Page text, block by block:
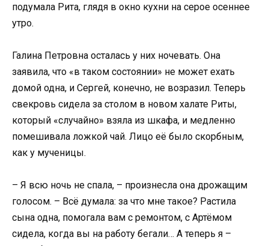
подумала Рита, глядя в окно кухни на серое осеннее
утро.
Галина Петровна осталась у них ночевать. Она
заявила, что «в таком состоянии» не может ехать
домой одна, и Сергей, конечно, не возразил. Теперь
свекровь сидела за столом в новом халате Риты,
который «случайно» взяла из шкафа, и медленно
помешивала ложкой чай. Лицо её было скорбным,
как у мученицы.
– Я всю ночь не спала, – произнесла она дрожащим
голосом. – Всё думала: за что мне такое? Растила
сына одна, помогала вам с ремонтом, с Артёмом
сидела, когда вы на работу бегали… А теперь я –